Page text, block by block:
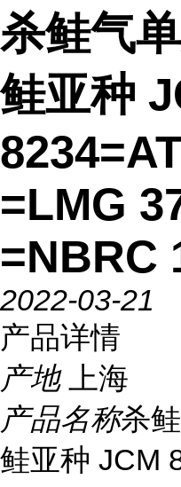
杀鲑气
鲑亚种
=LMG
=NBRC
2022-03-21
产品详情
产地
上海
产品名称杀
鲑亚种 JCM